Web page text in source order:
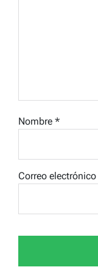
Nombre *
Correo electrónico